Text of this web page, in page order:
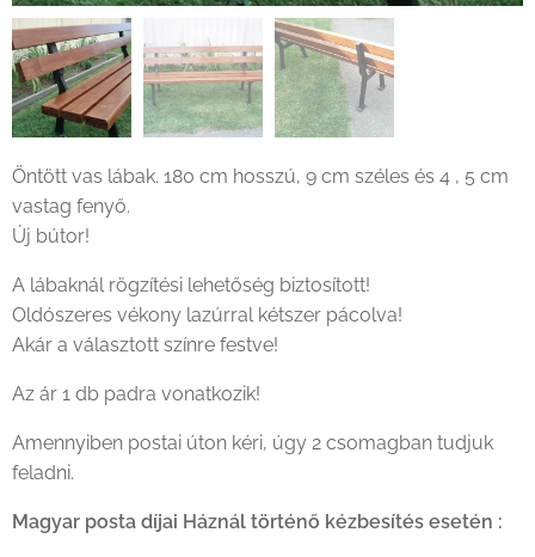
Öntött vas lábak. 180 cm hosszú, 9 cm széles és 4 , 5 cm
vastag fenyő.
Új bútor!
A lábaknál rögzítési lehetőség biztosított!
Oldószeres vékony lazúrral kétszer pácolva!
Akár a választott színre festve!
Az ár 1 db padra vonatkozik!
Amennyiben postai úton kéri, úgy 2 csomagban tudjuk
feladni.
Magyar posta díjai Háznál történő kézbesítés esetén :